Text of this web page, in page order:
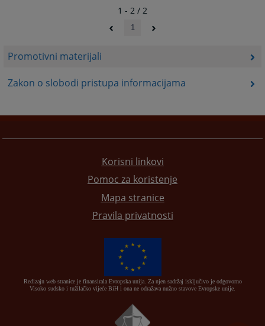
Promotivni materijali
Zakon o slobodi pristupa informacijama
1 - 2 / 2
1
Korisni linkovi
Pomoc za koristenje
Mapa stranice
Pravila privatnosti
Redizajn web stranice je finansirala Evropska unija. Za njen sadržaj isključivo je odgovorno
Visoko sudsko i tužilačko vijeće BiH i ona ne odražava nužno stavove Evropske unije.